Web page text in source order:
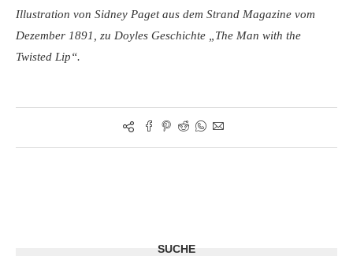
Illustration von Sidney Paget aus dem Strand Magazine vom
Dezember 1891, zu Doyles Geschichte „The Man with the
Twisted Lip“.
SUCHE